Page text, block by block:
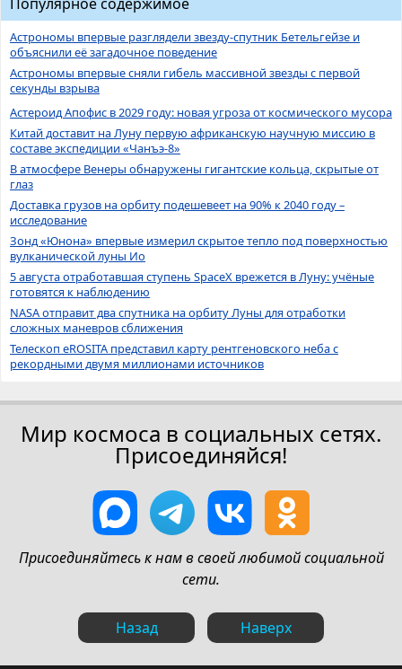
Популярное содержимое
Астрономы впервые разглядели звезду-спутник Бетельгейзе и
объяснили её загадочное поведение
Астрономы впервые сняли гибель массивной звезды с первой
секунды взрыва
Астероид Апофис в 2029 году: новая угроза от космического мусора
Китай доставит на Луну первую африканскую научную миссию в
составе экспедиции «Чанъэ-8»
В атмосфере Венеры обнаружены гигантские кольца, скрытые от
глаз
Доставка грузов на орбиту подешевеет на 90% к 2040 году –
исследование
Зонд «Юнона» впервые измерил скрытое тепло под поверхностью
вулканической луны Ио
5 августа отработавшая ступень SpaceX врежется в Луну: учёные
готовятся к наблюдению
NASA отправит два спутника на орбиту Луны для отработки
сложных маневров сближения
Телескоп eROSITA представил карту рентгеновского неба с
рекордными двумя миллионами источников
Мир космоса в социальных сетях.
Присоединяйся!
Присоединяйтесь к нам в своей любимой социальной
сети.
Назад Наверх